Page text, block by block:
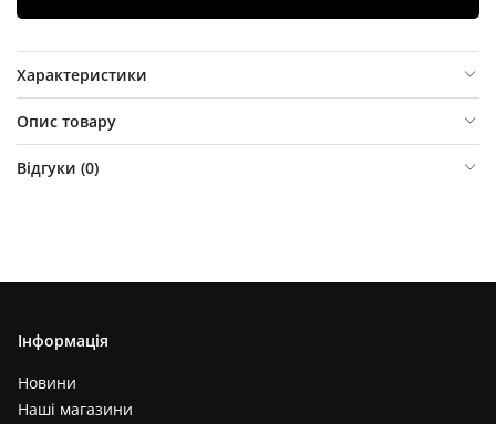
Характеристики
Опис товару
Відгуки (0)
Інформація
Новини
Наші магазини